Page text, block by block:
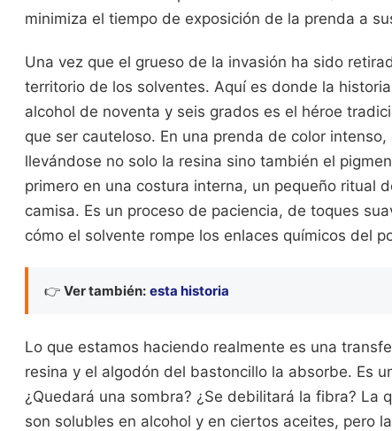
minimiza el tiempo de exposición de la prenda a
Una vez que el grueso de la invasión ha sido
territorio de los solventes. Aquí es donde la
alcohol de noventa y seis grados es el héroe
que ser cauteloso. En una prenda de color
llevándose no solo la resina sino también el
primero en una costura interna, un pequeño ritual
camisa. Es un proceso de paciencia, de toques
cómo el solvente rompe los enlaces químicos del
👉 Ver también: esta historia
Lo que estamos haciendo realmente es una
resina y el algodón del bastoncillo la absorbe. Es
¿Quedará una sombra? ¿Se debilitará la fibra? La
son solubles en alcohol y en ciertos aceites, pero